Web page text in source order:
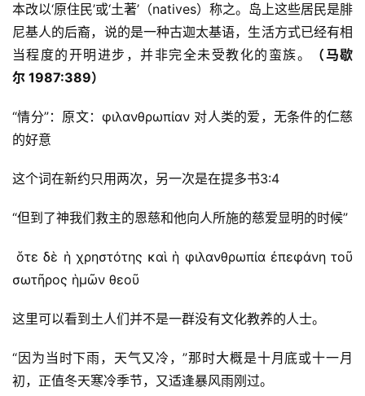
本改以‘原住民’或‘土著’（natives）称之。岛上这些居民是腓
尼基人的后裔，说的是一种古迦太基语，生活方式已经有相
当程度的开明进步，并非完全未受教化的蛮族。
（马歇
尔 1987:389）
“情分”：原文：φιλανθρωπίαν 对人类的爱，无条件的仁慈
的好意
这个词在新约只用两次，另一次是在提多书3:4
“但到了神我们救主的恩慈和他向人所施的慈爱显明的时候”
ὅτε δὲ ἡ χρηστότης καὶ ἡ φιλανθρωπία ἐπεφάνη τοῦ
σωτῆρος ἡμῶν θεοῦ
这里可以看到土人们并不是一群没有文化教养的人士。
“因为当时下雨，天气又冷，”那时大概是十月底或十一月
初，正值冬天寒冷季节，又适逢暴风雨刚过。